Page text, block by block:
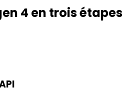
4 en trois étapes